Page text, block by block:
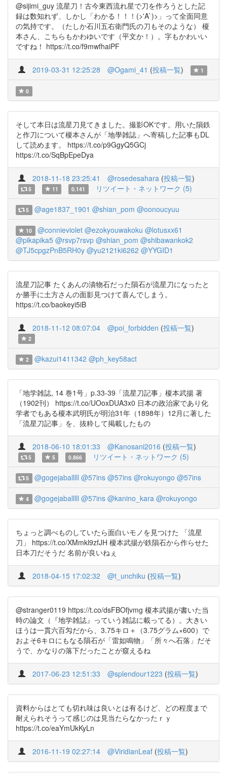
@sijimi_guy 流星刀！古今東西流れ星で刀を作ろうとした記
録は数知れず、しかし「わかる！！！(>'A`)>」って全面同意
の気持です。（たしか石川五右衛門氏の刀もそのような） 榎
本さん、こちらもかわゆいです（平文か！）。字もかわいい
ですね！ https://t.co/f9mwfhaiPF
2019-03-31 12:25:28 @Ogami_41 (投稿一覧) 1
0
そして本日は流星刀見てきました。撮影OKです。用いた隕鉄
と作刀について榎本さんが「地學雑誌」へ寄稿した記事もDL
して読めます。 https://t.co/p9GgyQ5GCj
https://t.co/SqBpEpeDya
2018-11-18 23:25:41 @rosedesahara (投稿一覧)
5 11 0.141 リツイート・ネットワーク (5)
5 @age1837_1901 @shian_pom @oonoucyuu
10 @connieviolet @ezokyouwakoku @lotusxx61
@pikapika5 @rsvp7rsvp @shian_pom @shibawankok2
@TJ5cpgzPnB5RH0y @yu2121ki6262 @YYGID1
流星刀記事 たくあんの漬物石だった隕石が流星刀になったと
か勝手に土方さんの面影見つけて喜んでしまう。
https://t.co/baokeyi5iB
2018-11-12 08:07:04 @poi_forbidden (投稿一覧)
2
2 @kazui1411342 @ph_key58act
「地学雑誌, 14 巻1号」p.33-39「流星刀記事」榎本武揚 著
（1902刊） https://t.co/UOoxDUA3x0 日本の政治家であり化
学者でもある榎本武明氏が明治31年（1898年）12月に著した
「流星刀記事」を、抜粋して掲載したもの
2018-06-10 18:01:33 @Kanosani2016 (投稿一覧)
5 5 0.866 リツイート・ネットワーク (5)
5 @gogejaballlll @57ins @57ins @rokuyongo @57ins
4 @gogejaballlll @57ins @kanino_kara @rokuyongo
ちょっと調べものしていたら面白いモノを見つけた 「流星
刀」 https://t.co/XMmkl9zfJH 榎本武揚が鉄隕石から作らせた
日本刀だそうだ 名前が良いねぇ
2018-04-15 17:02:32 @t_unchiku (投稿一覧)
@stranger0119 https://t.co/dsFBOfjvmg 榎本武揚が書いた当
時の論文（『地学雑誌』っていう雑誌に載ってる）。大きい
ほうは一貫六百匁だから、3.75キロ＋（3.75グラム×600）で
およそ6キロにもなる隕石が「雷如鳴物」「所々へ石落」だそ
うで、かなりの落下だったことが窺えるね
2017-06-23 12:51:33 @splendour1223 (投稿一覧)
資料からはとても切れ味は良いとは有るけど、どの程度まで
耐えられそうって感じのは見当たらなかったｒｙ
https://t.co/eaYmUkKyLn
2016-11-19 02:27:14 @ViridianLeaf (投稿一覧)